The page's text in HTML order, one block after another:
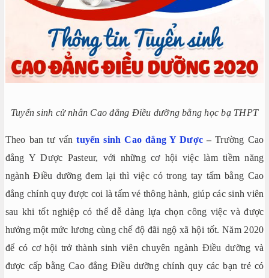
Tuyển sinh cử nhân Cao đẳng Điều dưỡng bằng học bạ THPT
Theo ban tư vấntuyển sinh Cao đẳng Y Dược –Trường Cao
đẳng Y Dược Pasteur, với những cơ hội việc làm tiềm năng
ngành Điều dưỡng đem lại thì việc có trong tay tấm bằng Cao
đẳng chính quy được coi là tấm vé thông hành, giúp các sinh viên
sau khi tốt nghiệp có thể dễ dàng lựa chọn công việc và được
hưởng một mức lương cùng chế độ đãi ngộ xã hội tốt. Năm 2020
để có cơ hội trở thành sinh viên chuyên ngành Điều dưỡng và
được cấp bằng Cao đẳng Điều dưỡng chính quy các bạn trẻ có